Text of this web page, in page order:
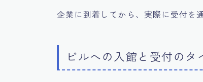
企業に到着してから、実際に受付を
ビルへの入館と受付のタ